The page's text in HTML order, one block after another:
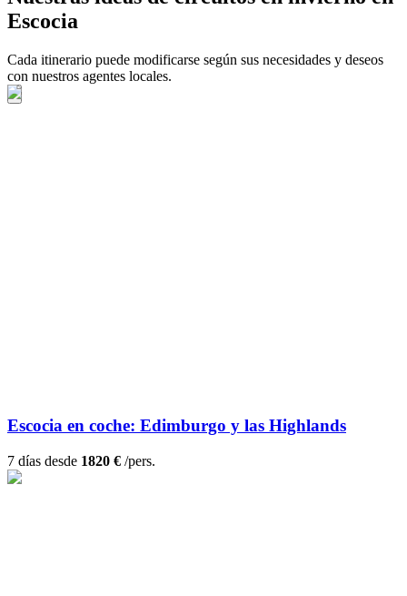
Escocia
Cada itinerario puede modificarse según sus necesidades y deseos
con nuestros agentes locales.
Escocia en coche: Edimburgo y las Highlands
7 días desde 1820 € /pers.